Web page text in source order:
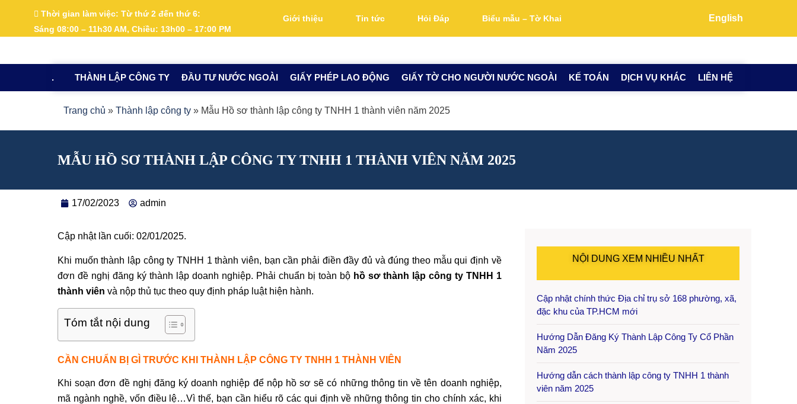
nội
Thời gian làm việc: Từ thứ 2 đến thứ 6:
Sáng 08:00 – 11h30 AM, Chiều: 13h00 – 17:00 PM
Giới thiệu Tin tức Hỏi Đáp Biểu mẫu – Tờ Khai English
. THÀNH LẬP CÔNG TY ĐẦU TƯ NƯỚC NGOÀI GIẤY PHÉP LAO ĐỘNG GIẤY TỜ CHO NGƯỜI NƯỚC NGOÀI KẾ TOÁN DỊCH VỤ KHÁC LIÊN HỆ
Trang chủ » Thành lập công ty » Mẫu Hồ sơ thành lập công ty TNHH 1 thành viên năm 2025
MẪU HỒ SƠ THÀNH LẬP CÔNG TY TNHH 1 THÀNH VIÊN NĂM 2025
17/02/2023 admin
Cập nhật lần cuối: 02/01/2025.
Khi muốn thành lập công ty TNHH 1 thành viên, bạn cần phải điền đầy đủ và đúng theo mẫu qui định về
đơn đề nghị đăng ký thành lập doanh nghiệp. Phải chuẩn bị toàn bộ hồ sơ thành lập công ty TNHH 1
thành viên và nộp thủ tục theo quy định pháp luật hiện hành.
Tóm tắt nội dung
CẦN CHUẨN BỊ GÌ TRƯỚC KHI THÀNH LẬP CÔNG TY TNHH 1 THÀNH VIÊN
Khi soạn đơn đề nghị đăng ký doanh nghiệp để nộp hồ sơ sẽ có những thông tin về tên doanh nghiệp,
mã ngành nghề, vốn điều lệ…Vì thế, bạn cần hiểu rõ các qui định về những thông tin cho chính xác, khi
NỘI DUNG XEM NHIỀU NHẤT
Cập nhật chính thức Địa chỉ trụ sở 168 phường, xã,
đặc khu của TP.HCM mới
Hướng Dẫn Đăng Ký Thành Lập Công Ty Cổ Phần
Năm 2025
Hướng dẫn cách thành lập công ty TNHH 1 thành
viên năm 2025